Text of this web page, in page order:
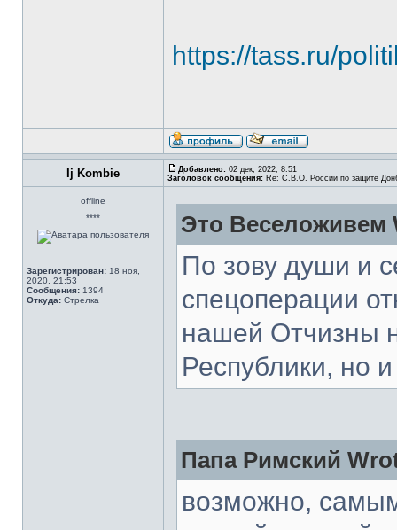
https://tass.ru/
Ij Kombie Добавлено: 02 дек, 2022, 8:51
Заголовок сообщения: Re: С.В.О. России по защите
offline
****
Зарегистрирован: 18 ноя,
2020, 21:53
Сообщения: 1394
Откуда: Стрелка
Это Веселоживем
По зову души и
спецоперации
нашей Отчизны
Республики, но
Папа Римский
возможно,